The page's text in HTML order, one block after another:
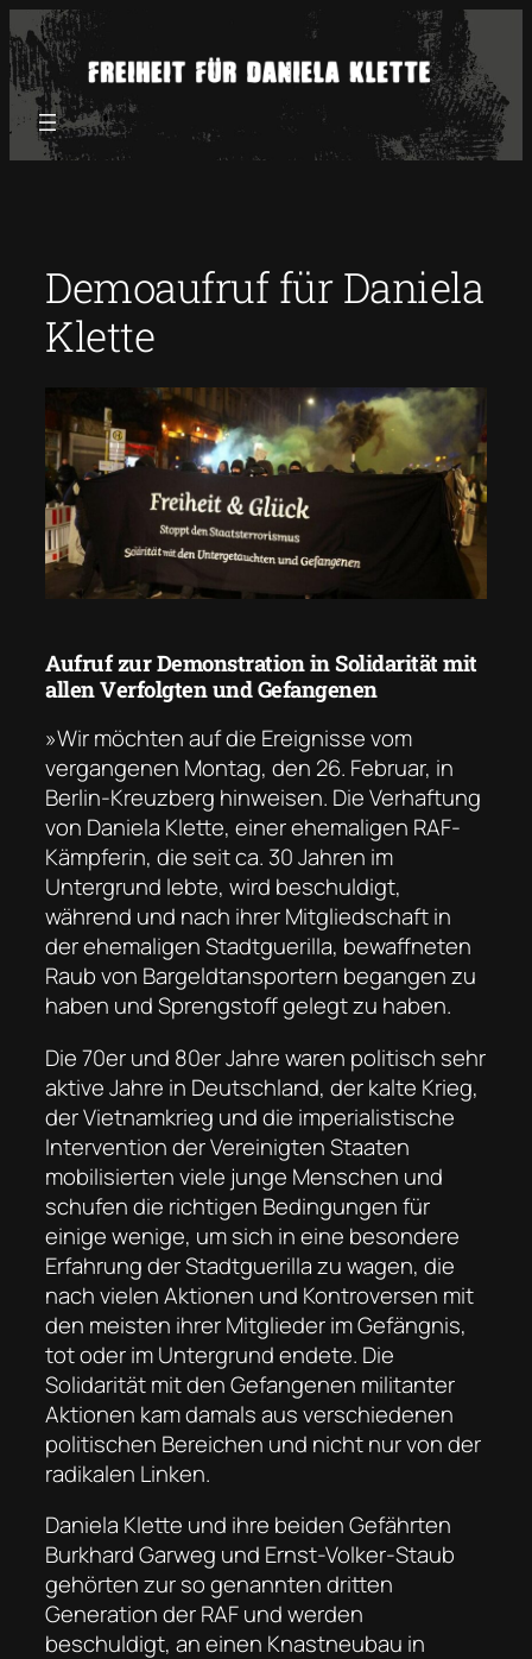
Zum
Inhalt
springen
Demoaufruf für Daniela
Klette
Aufruf zur Demonstration in Solidarität mit
allen Verfolgten und Gefangenen
»Wir möchten auf die Ereignisse vom
vergangenen Montag, den 26. Februar, in
Berlin-Kreuzberg hinweisen. Die Verhaftung
von Daniela Klette, einer ehemaligen RAF-
Kämpferin, die seit ca. 30 Jahren im
Untergrund lebte, wird beschuldigt,
während und nach ihrer Mitgliedschaft in
der ehemaligen Stadtguerilla, bewaffneten
Raub von Bargeldtansportern begangen zu
haben und Sprengstoff gelegt zu haben.
Die 70er und 80er Jahre waren politisch sehr
aktive Jahre in Deutschland, der kalte Krieg,
der Vietnamkrieg und die imperialistische
Intervention der Vereinigten Staaten
mobilisierten viele junge Menschen und
schufen die richtigen Bedingungen für
einige wenige, um sich in eine besondere
Erfahrung der Stadtguerilla zu wagen, die
nach vielen Aktionen und Kontroversen mit
den meisten ihrer Mitglieder im Gefängnis,
tot oder im Untergrund endete. Die
Solidarität mit den Gefangenen militanter
Aktionen kam damals aus verschiedenen
politischen Bereichen und nicht nur von der
radikalen Linken.
Daniela Klette und ihre beiden Gefährten
Burkhard Garweg und Ernst-Volker-Staub
gehörten zur so genannten dritten
Generation der RAF und werden
beschuldigt, an einen Knastneubau in